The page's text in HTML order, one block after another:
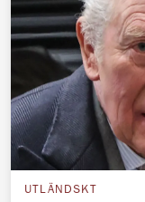
UTLÄNDSKT